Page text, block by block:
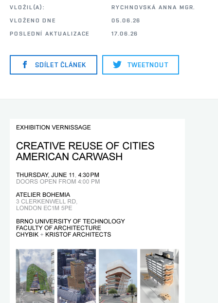
VLOŽIL(A):
RYCHNOVSKÁ ANNA MGR.
VLOŽENO DNE
05.06.26
POSLEDNÍ AKTUALIZACE
17.06.26
SDÍLET ČLÁNEK TWEETNOUT